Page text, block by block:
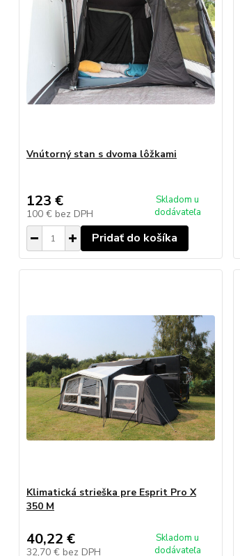
Vnútorný stan s dvoma lôžkami
123 €
100 € bez DPH
Skladom u
dodávateľa
Pridať do košíka
Klimatická strieška pre Esprit Pro X
350 M
40,22 €
32,70 € bez DPH
Skladom u
dodávateľa